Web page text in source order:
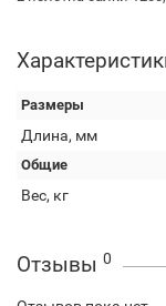
Размеры
Длина, мм
Общие
Вес, кг
Отзывы 0